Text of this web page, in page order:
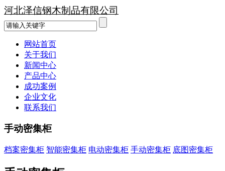
河北泽信钢木制品有限公司
网站首页
关于我们
新闻中心
产品中心
成功案例
企业文化
联系我们
手动密集柜
档案密集柜 智能密集柜 电动密集柜 手动密集柜 底图密集柜